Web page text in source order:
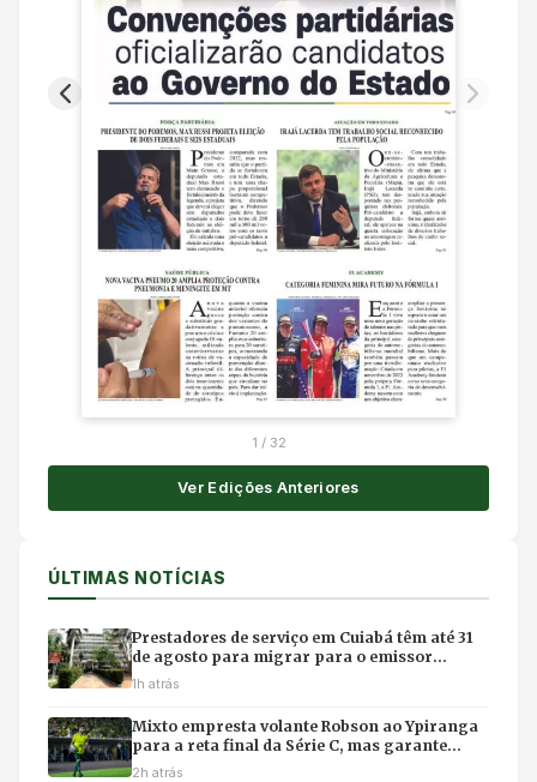
1 / 32
Ver Edições Anteriores
ÚLTIMAS NOTÍCIAS
Prestadores de serviço em Cuiabá têm até 31
de agosto para migrar para o emissor
nacional de nota fiscal
1h atrás
Mixto empresta volante Robson ao Ypiranga
para a reta final da Série C, mas garante
retorno para 2027
2h atrás